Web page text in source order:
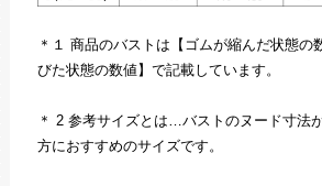
＊１ 商品のバストは【ゴムが縮んだ状態の
びた状態の数値】で記載しています。
＊ 2 参考サイズとは…バストのヌード寸法
方におすすめのサイズです。